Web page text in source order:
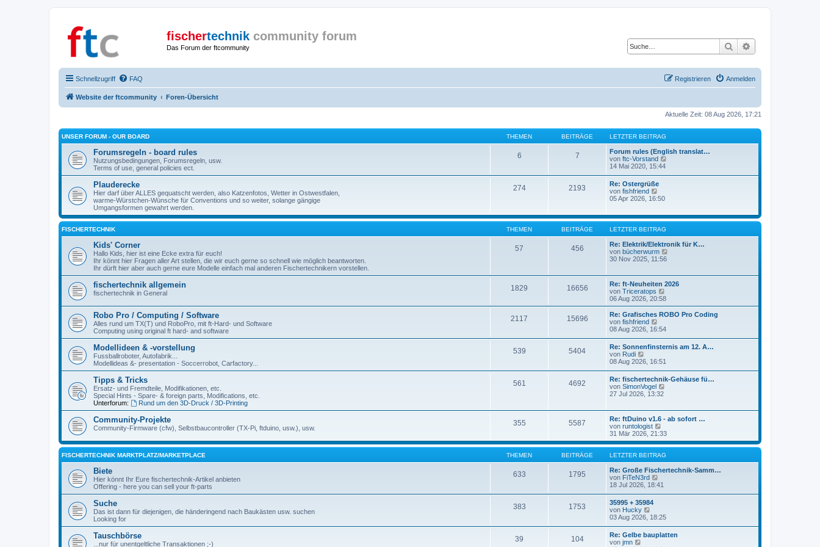
fischertechnik community forum
Das Forum der ftcommunity Suche
Schnellzugriff FAQ Anmelden
Registrieren
Website der ftcommunity Foren-Übersicht
Aktuelle Zeit: 08 Aug 2026, 17:21
UNSER FORUM - OUR BOARD THEMEN BEITRÄGE LETZTER BEITRAG
Forumsregeln - board rules
Nutzungsbedingungen, Forumsregeln, usw.
Terms of use, general policies ect.
6 7
Forum rules (English translat…
von ftc-Vorstand
B
e
t
r
a
14 Mai 2020, 15:44
Plauderecke
Hier darf über ALLES gequatscht werden, also Katzenfotos, Wetter in Ostwestfalen,
warme-Würstchen-Wünsche für Conventions und so weiter, solange gängige
Umgangsformen gewahrt werden.
274 2193
Re: Ostergrüße
von fishfriend
e
s
t
r
B
e
i
r
a
g
05 Apr 2026, 16:50
FISCHERTECHNIK THEMEN BEITRÄGE LETZTER BEITRAG
Kids' Corner
Hallo Kids, hier ist eine Ecke extra für euch!
Ihr könnt hier Fragen aller Art stellen, die wir euch gerne so schnell wie möglich beantworten.
Ihr dürft hier aber auch gerne eure Modelle einfach mal anderen Fischertechnikern vorstellen.
57 456
Re: Elektrik/Elektronik für K…
von bücherwurm
s
t
B
e
r
a
30 Nov 2025, 11:56
fischertechnik allgemein
fischertechnik in General
1829 16656
Re: ft-Neuheiten 2026
von Triceratops
e
u
e
t
r
B
i
t
r
06 Aug 2026, 20:58
Robo Pro / Computing / Software
Alles rund um TX(T) und RoboPro, mit ft-Hard- und Software
Computing using original ft hard- and software
2117 15696
Re: Grafisches ROBO Pro Coding
von fishfriend
e
s
t
e
r
B
e
i
r
a
g
08 Aug 2026, 16:54
Modellideen & -vorstellung
Fussballroboter, Autofabrik...
Modellideas &- presentation - Soccerrobot, Carfactory...
539 5404
Re: Sonnenfinsternis am 12. A…
von Rudi
e
s
t
e
B
e
i
t
r
a
g
08 Aug 2026, 16:51
Tipps & Tricks
Ersatz- und Fremdteile, Modifikationen, etc.
Special Hints - Spare- & foreign parts, Modifications, etc.
Unterforum:
Rund um den 3D-Druck / 3D-Printing
561 4692
Re: fischertechnik-Gehäuse fü…
von SimonVogel
e
r
B
i
r
27 Jul 2026, 13:32
Community-Projekte
Community-Firmware (cfw), Selbstbaucontroller (TX-Pi, ftduino, usw.), usw.
355 5587
Re: ftDuino v1.6 - ab sofort …
von runtologist
e
u
e
s
t
e
B
r
a
g
31 Mär 2026, 21:33
FISCHERTECHNIK MARKTPLATZ/MARKETPLACE THEMEN BEITRÄGE LETZTER BEITRAG
Biete
Hier könnt Ihr Eure fischertechnik-Artikel anbieten
Offering - here you can sell your ft-parts
633 1795
Re: Große Fischertechnik-Samm…
von FiTeN3rd
e
t
e
r
B
18 Jul 2026, 18:41
Suche
Das ist dann für diejenigen, die händeringend nach Baukästen usw. suchen
Looking for
383 1753
35995 + 35984
von Hucky
e
s
03 Aug 2026, 18:25
Tauschbörse
...nur für unentgeltliche Transaktionen ;-)
39 104
Re: Gelbe bauplatten
von jmn